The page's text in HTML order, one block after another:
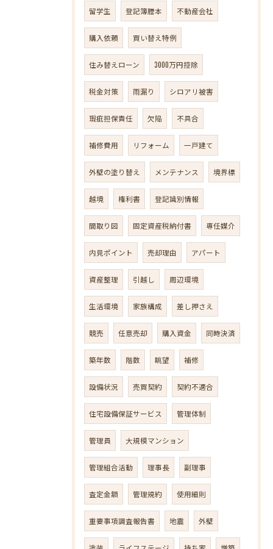
留学生 登記簿謄本 不動産会社
購入依頼 買い替え特例
住み替えローン 3000万円控除
税金対策 雨漏り シロアリ被害
瑕疵担保責任 欠陥 不具合
補修費用 リフォーム 一戸建て
外壁の塗り替え メンテナンス 境界標
越境 権利書 登記識別情報
間取り図 固定資産税納付書 専任媒介
内見ポイント 売却理由 アパート
資産整理 引越し 周辺環境
生活環境 家族構成 差し押さえ
競売 任意売却 購入資金 同時決済
築年数 階数 眺望 補修
設備状況 売買契約 契約不適合
住宅設備保証サービス 管理体制
管理員 大規模マンション
管理組合活動 理事長 副理事
査定金額 管理規約 使用細則
重要事項調査報告書 地震 外壁